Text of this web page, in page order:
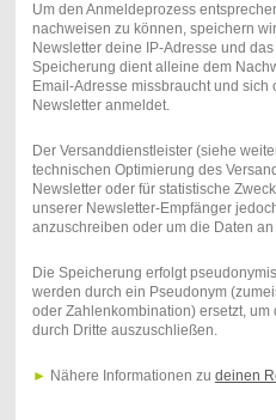
Um den Anmeldeprozess
nachweisen zu können, speichern
Newsletter deine IP-Adresse und
Speicherung dient alleine dem
Email-Adresse missbraucht und
Newsletter anmeldet.
Der Versanddienstleister (siehe
technischen Optimierung des
Newsletter oder für statistische
unserer Newsletter-Empfänger
anzuschreiben oder um die Daten
Die Speicherung erfolgt
werden durch ein Pseudonym
oder Zahlenkombination) ersetzt,
durch Dritte auszuschließen.
► Nähere Informationen zu deinen